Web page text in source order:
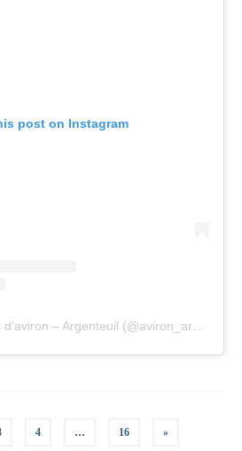
post on Instagram
4 … 16 »